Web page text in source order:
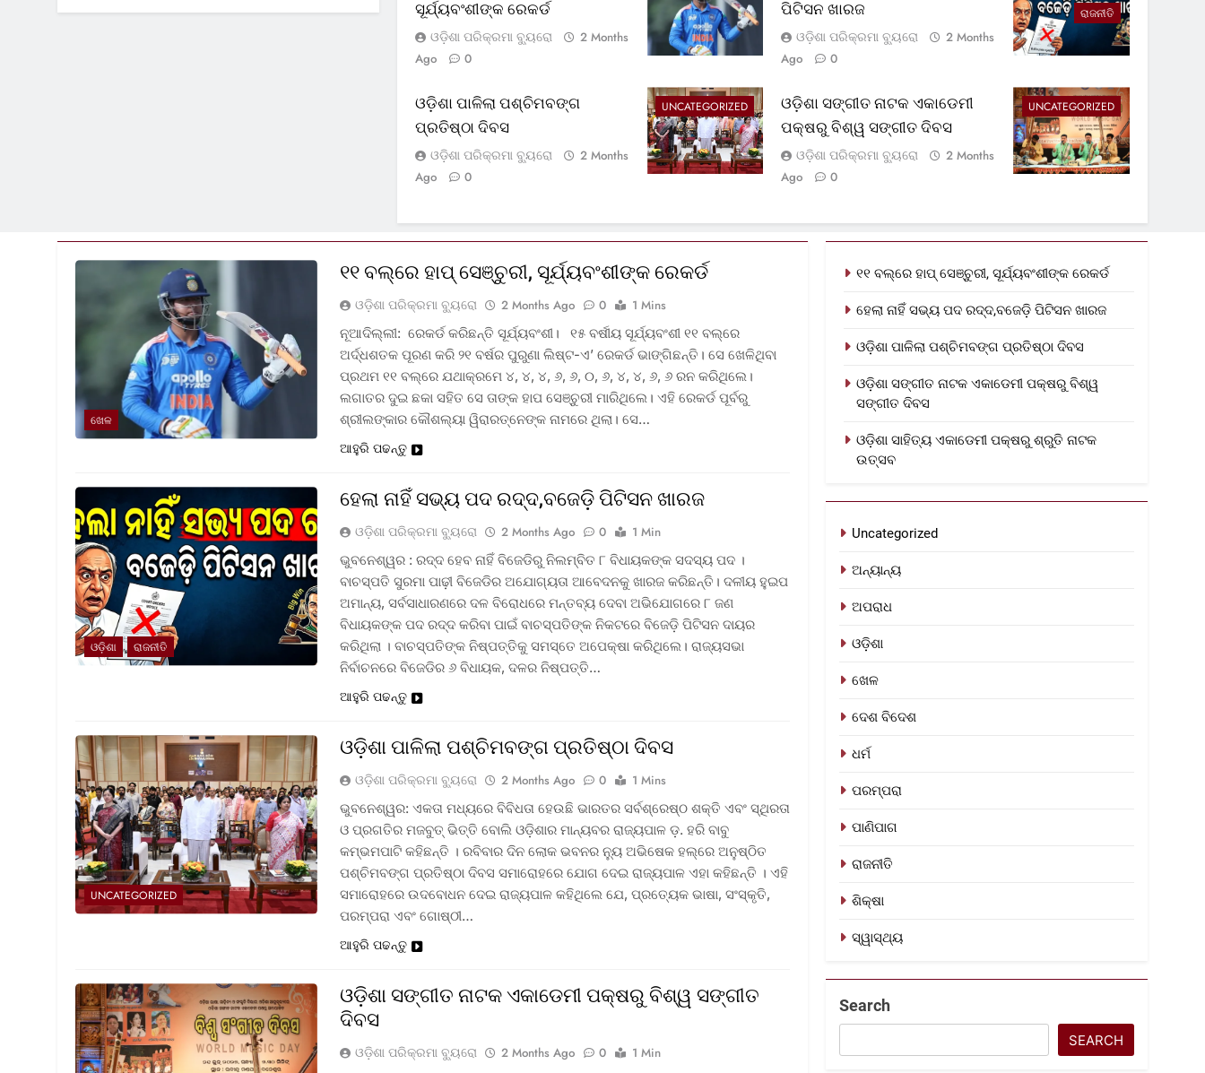
ସୂର୍ଯ୍ୟବଂଶୀଙ୍କ ରେକର୍ଡ
ଓଡ଼ିଶା ପରିକ୍ରମା ବ୍ୟୁରୋ
2 Months
Ago
0
ରାଜନୀତି
ପିଟିସନ ଖାରଜ
ଓଡ଼ିଶା ପରିକ୍ରମା ବ୍ୟୁରୋ
2 Months
Ago
0
UNCATEGORIZED
ଓଡ଼ିଶା ପାଳିଲା ପଶ୍ଚିମବଙ୍ଗ
ପ୍ରତିଷ୍ଠା ଦିବସ
ଓଡ଼ିଶା ପରିକ୍ରମା ବ୍ୟୁରୋ
2 Months
Ago
0
UNCATEGORIZED
ଓଡ଼ିଶା ସଙ୍ଗୀତ ନାଟକ ଏକାଡେମୀ
ପକ୍ଷରୁ ବିଶ୍ୱ ସଙ୍ଗୀତ ଦିବସ
ଓଡ଼ିଶା ପରିକ୍ରମା ବ୍ୟୁରୋ
2 Months
Ago
0
ଖେଳ
୧୧ ବଲ୍‌ରେ ହାପ୍ ସେଞ୍ଚୁରୀ, ସୂର୍ଯ୍ୟବଂଶୀଙ୍କ ରେକର୍ଡ
ଓଡ଼ିଶା ପରିକ୍ରମା ବ୍ୟୁରୋ 2 Months Ago 0
1 Mins
ନୂଆଦିଲ୍ଲୀ: ରେକର୍ଡ କରିଛନ୍ତି ସୂର୍ଯ୍ୟବଂଶୀ। ୧୫ ବର୍ଷୀୟ ସୂର୍ଯ୍ୟବଂଶୀ ୧୧ ବଲ୍‌ରେ
ଅର୍ଦ୍ଧଶତକ ପୂରଣ କରି ୨୧ ବର୍ଷର ପୁରୁଣା ଲିଷ୍ଟ-ଏ’ ରେକର୍ଡ ଭାଙ୍ଗିଛନ୍ତି। ସେ ଖେଳିଥିବା
ପ୍ରଥମ ୧୧ ବଲ୍‌ରେ ଯଥାକ୍ରମେ ୪, ୪, ୪, ୬, ୬, ୦, ୬, ୪, ୪, ୬, ୬ ରନ କରିଥିଲେ।
ଲଗାତର ଦୁଇ ଛକା ସହିତ ସେ ତାଙ୍କ ହାପ ସେଞ୍ଚୁରୀ ମାରିଥିଲେ। ଏହି ରେକର୍ଡ ପୂର୍ବରୁ
ଶ୍ରୀଲଙ୍କାର କୌଶଲ୍ୟା ୱିରାରତ୍ନେଙ୍କ ନାମରେ ଥିଲା। ସେ…
ଆହୁରି ପଢନ୍ତୁ
ଓଡ଼ିଶା ରାଜନୀତି
ହେଲା ନାହିଁ ସଭ୍ୟ ପଦ ରଦ୍ଦ,ବଜେଡ଼ି ପିଟିସନ ଖାରଜ
ଓଡ଼ିଶା ପରିକ୍ରମା ବ୍ୟୁରୋ 2 Months Ago 0
1 Min
ଭୁବନେଶ୍ୱର : ରଦ୍ଦ ହେବ ନାହିଁ ବିଜେଡିରୁ ନିଲମ୍ବିତ ୮ ବିଧାୟକଙ୍କ ସଦସ୍ୟ ପଦ ।
ବାଚସ୍ପତି ସୁରମା ପାଢ଼ୀ ବିଜେଡିର ଅଯୋଗ୍ୟତା ଆବେଦନକୁ ଖାରଜ କରିଛନ୍ତି। ଦଳୀୟ ହୁଇପ
ଅମାନ୍ୟ, ସର୍ବସାଧାରଣରେ ଦଳ ବିରୋଧରେ ମନ୍ତବ୍ୟ ଦେବା ଅଭିଯୋଗରେ ୮ ଜଣ
ବିଧାୟକଙ୍କ ପଦ ରଦ୍ଦ କରିବା ପାଇଁ ବାଚସ୍ପତିଙ୍କ ନିକଟରେ ବିଜେଡ଼ି ପିଟିସନ ଦାୟର
କରିଥିଲା । ବାଚସ୍ପତିଙ୍କ ନିଷ୍ପତ୍ତିକୁ ସମସ୍ତେ ଅପେକ୍ଷା କରିଥିଲେ। ରାଜ୍ୟସଭା
ନିର୍ବାଚନରେ ବିଜେଡିର ୬ ବିଧାୟକ, ଦଳର ନିଷ୍ପତ୍ତି…
ଆହୁରି ପଢନ୍ତୁ
UNCATEGORIZED
ଓଡ଼ିଶା ପାଳିଲା ପଶ୍ଚିମବଙ୍ଗ ପ୍ରତିଷ୍ଠା ଦିବସ
ଓଡ଼ିଶା ପରିକ୍ରମା ବ୍ୟୁରୋ 2 Months Ago 0
1 Mins
ଭୁବନେଶ୍ୱର: ଏକତା ମଧ୍ୟରେ ବିବିଧତା ହେଉଛି ଭାରତର ସର୍ବଶ୍ରେଷ୍ଠ ଶକ୍ତି ଏବଂ ସ୍ଥିରତା
ଓ ପ୍ରଗତିର ମଜବୁତ୍ ଭିତ୍ତି ବୋଲି ଓଡ଼ିଶାର ମାନ୍ୟବର ରାଜ୍ୟପାଳ ଡ଼. ହରି ବାବୁ
କମ୍ଭମପାଟି କହିଛନ୍ତି । ରବିବାର ଦିନ ଲୋକ ଭବନର ନ୍ୟୁ ଅଭିଷେକ ହଲ୍‌ରେ ଅନୁଷ୍ଠିତ
ପଶ୍ଚିମବଙ୍ଗ ପ୍ରତିଷ୍ଠା ଦିବସ ସମାରୋହରେ ଯୋଗ ଦେଇ ରାଜ୍ୟପାଳ ଏହା କହିଛନ୍ତି । ଏହି
ସମାରୋହରେ ଉଦବୋଧନ ଦେଇ ରାଜ୍ୟପାଳ କହିଥିଲେ ଯେ, ପ୍ରତ୍ୟେକ ଭାଷା, ସଂସ୍କୃତି,
ପରମ୍ପରା ଏବଂ ଗୋଷ୍ଠୀ…
ଆହୁରି ପଢନ୍ତୁ
ଓଡ଼ିଶା ସଙ୍ଗୀତ ନାଟକ ଏକାଡେମୀ ପକ୍ଷରୁ ବିଶ୍ୱ ସଙ୍ଗୀତ
ଦିବସ
ଓଡ଼ିଶା ପରିକ୍ରମା ବ୍ୟୁରୋ 2 Months Ago 0
1 Min
୧୧ ବଲ୍‌ରେ ହାପ୍ ସେଞ୍ଚୁରୀ, ସୂର୍ଯ୍ୟବଂଶୀଙ୍କ ରେକର୍ଡ
ହେଲା ନାହିଁ ସଭ୍ୟ ପଦ ରଦ୍ଦ,ବଜେଡ଼ି ପିଟିସନ ଖାରଜ
ଓଡ଼ିଶା ପାଳିଲା ପଶ୍ଚିମବଙ୍ଗ ପ୍ରତିଷ୍ଠା ଦିବସ
ଓଡ଼ିଶା ସଙ୍ଗୀତ ନାଟକ ଏକାଡେମୀ ପକ୍ଷରୁ ବିଶ୍ୱ
ସଙ୍ଗୀତ ଦିବସ
ଓଡ଼ିଶା ସାହିତ୍ୟ ଏକାଡେମୀ ପକ୍ଷରୁ ଶ୍ରୁତି ନାଟକ
ଉତ୍ସବ
Uncategorized
ଅନ୍ୟାନ୍ୟ
ଅପରାଧ
ଓଡ଼ିଶା
ଖେଳ
ଦେଶ ବିଦେଶ
ଧର୍ମ
ପରମ୍ପରା
ପାଣିପାଗ
ରାଜନୀତି
ଶିକ୍ଷା
ସ୍ୱାସ୍ଥ୍ୟ
Search
SEARCH